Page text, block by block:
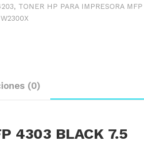
, TONER HP PARA IMPRESORA MFP
(0)
4303 BLACK 7.5